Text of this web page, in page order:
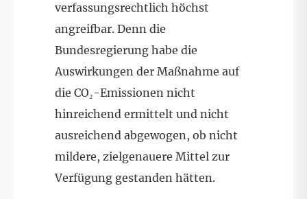
verfassungsrechtlich höchst
angreifbar. Denn die
Bundesregierung habe die
Auswirkungen der Maßnahme auf
die CO₂-Emissionen nicht
hinreichend ermittelt und nicht
ausreichend abgewogen, ob nicht
mildere, zielgenauere Mittel zur
Verfügung gestanden hätten.